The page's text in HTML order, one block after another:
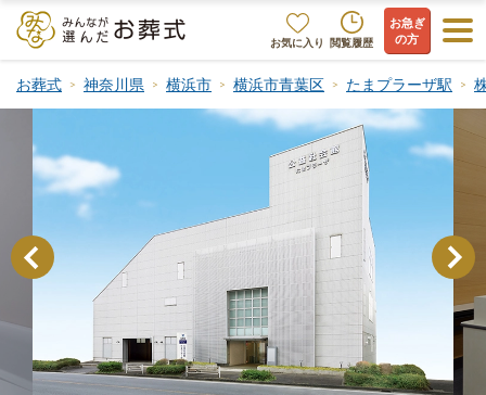
お気に入り 閲覧履歴
お急ぎ
の方
お葬式 神奈川県 横浜市 横浜市青葉区 たまプラーザ駅